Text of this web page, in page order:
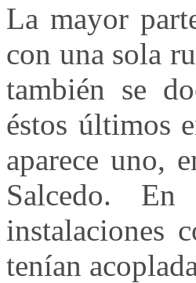
La mayor
con una sola
también se
éstos últimos
aparece uno,
Salcedo.
instalaciones
tenían